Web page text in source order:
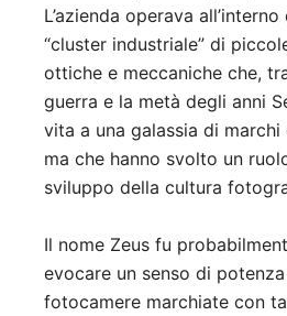
L’azienda operava
“cluster industriale” di
ottiche e meccaniche che,
guerra e la metà degli anni
vita a una galassia di
ma che hanno svolto un
sviluppo della cultura
Il nome Zeus fu
evocare un senso di
fotocamere marchiate con